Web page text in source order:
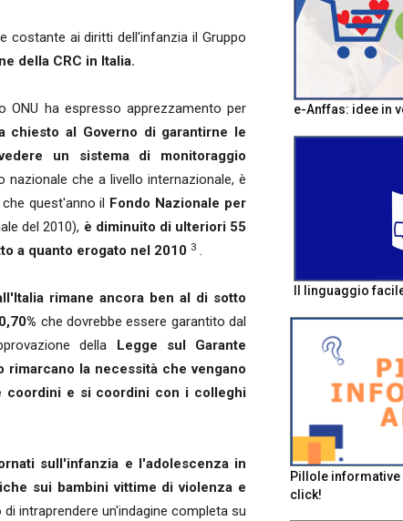
costante ai diritti dell'infanzia il Gruppo
della CRC in Italia.
ONU ha espresso apprezzamento per
chiesto al Governo di garantirne le
un sistema di monitoraggio
nazionale che a livello internazionale, è
quest'anno il
Fondo Nazionale per
del 2010), è diminuito di ulteriori 55
a quanto erogato nel 2010 3 .
rimane ancora ben al di sotto
che dovrebbe essere garantito dal
della
Legge sul Garante
rimarcano la necessità che vengano
coordini e si coordini con i colleghi
sull'infanzia e l'adolescenza in
sui bambini vittime di violenza e
intraprendere un'indagine completa su
e-Anffas: idee in
Il linguaggio
Pillole
click!